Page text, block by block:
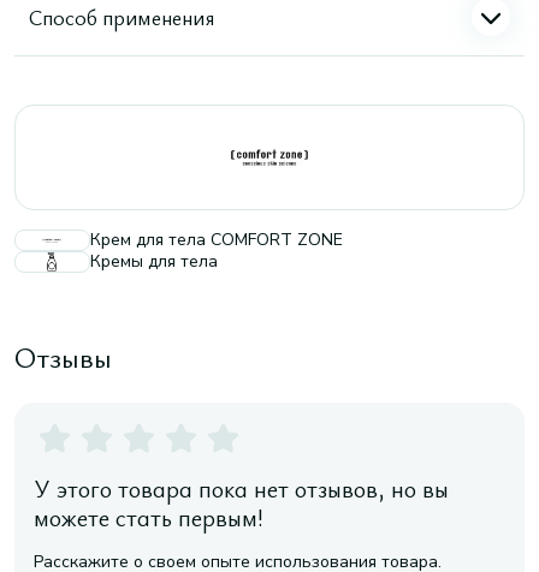
Способ применения
Крем для тела COMFORT ZONE
Кремы для тела
Отзывы
У этого товара пока нет отзывов, но вы
можете стать первым!
Расскажите о своем опыте использования товара.